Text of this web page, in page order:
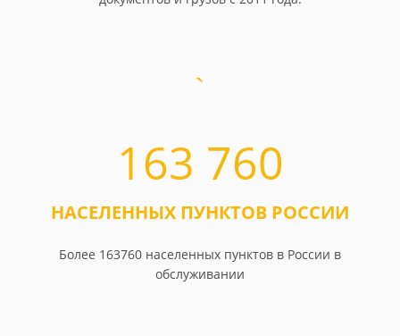
163 760
НАСЕЛЕННЫХ ПУНКТОВ РОССИИ
Более 163760 населенных пунктов в России в
обслуживании